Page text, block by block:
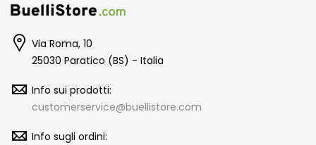
Via Roma, 10
25030 Paratico (BS) - Italia
Info sui prodotti:
customerservice@buellistore.com
Info sugli ordini: